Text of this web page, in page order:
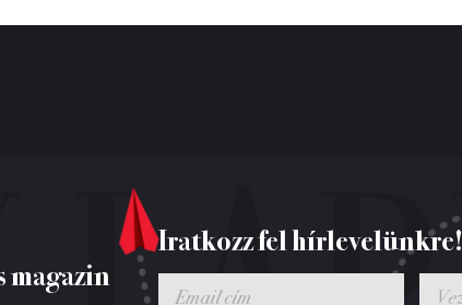
Iratkozz fel hírlevelünkre!